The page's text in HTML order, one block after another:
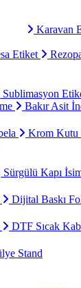
Karavan
Etiket
Sublimasyon
Bakır Asit
Krom Kutu
Sürgülü Kapı
Dijital Baskı
DTF Sıcak
Stand